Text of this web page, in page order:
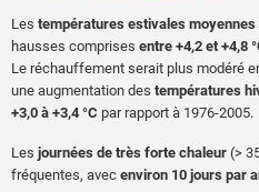
Les températures estivales moyennes
hausses comprises entre +4,2 et +4,8
Le réchauffement serait plus modéré
une augmentation des températures
+3,0 à +3,4 °C par rapport à 1976-2005.
Les journées de très forte chaleur (>
fréquentes, avec environ 10 jours par